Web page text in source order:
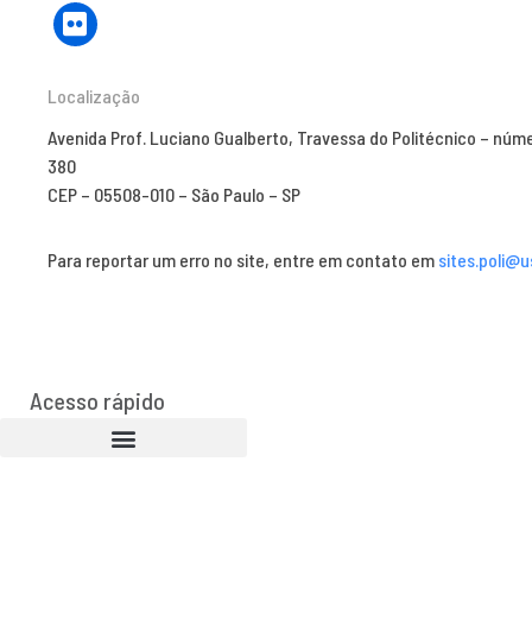
Localização
Avenida Prof. Luciano Gualberto, Travessa do Politécnico –
380
CEP – 05508-010 – São Paulo – SP
Para reportar um erro no site, entre em contato em
Acesso rápido